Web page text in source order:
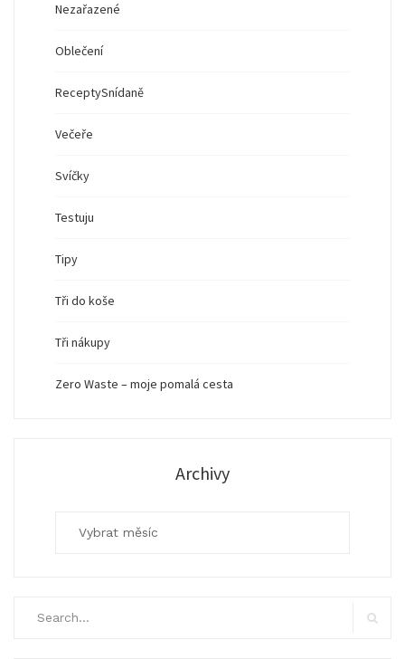
Nezařazené
Oblečení
ReceptySnídaně
Večeře
Svíčky
Testuju
Tipy
Tři do koše
Tři nákupy
Zero Waste – moje pomalá cesta
Archivy